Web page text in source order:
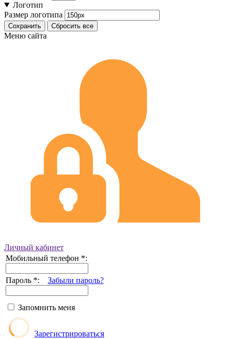
Логотип
Размер логотипа
Сохранить Сбросить все
Меню сайта
Личный кабинет
Мобильный телефон *:
Пароль *: Забыли пароль?
Запомнить меня
Зарегистрироваться